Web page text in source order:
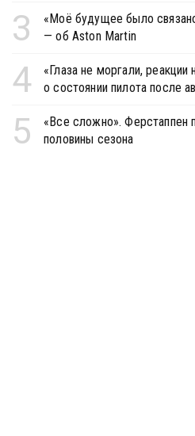
3
«Моё будущее было
— об Aston Martin
4
«Глаза не моргали,
о состоянии пилота после
5
«Все сложно». Ферстаппен
половины сезона